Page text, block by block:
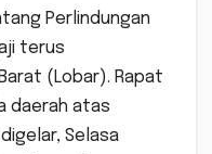
Perlindungan
terus
(Lobar). Rapat
daerah atas
Selasa